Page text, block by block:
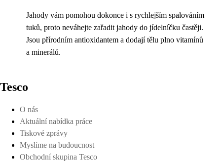
Jahody vám pomohou dokonce i s rychlejším spalováním
tuků, proto neváhejte zařadit jahody do jídelníčku častěji.
Jsou přírodním antioxidantem a dodají tělu plno vitamínů
a minerálů.
Tesco
O nás
Aktuální nabídka práce
Tiskové zprávy
Myslíme na budoucnost
Obchodní skupina Tesco